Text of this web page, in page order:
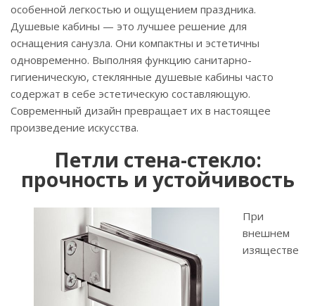
особенной легкостью и ощущением праздника.
Душевые кабины — это лучшее решение для
оснащения санузла. Они компактны и эстетичны
одновременно. Выполняя функцию санитарно-
гигиеническую, стеклянные душевые кабины часто
содержат в себе эстетическую составляющую.
Современный дизайн превращает их в настоящее
произведение искусства.
Петли стена-стекло:
прочность и устойчивость
При
внешнем
изяществе